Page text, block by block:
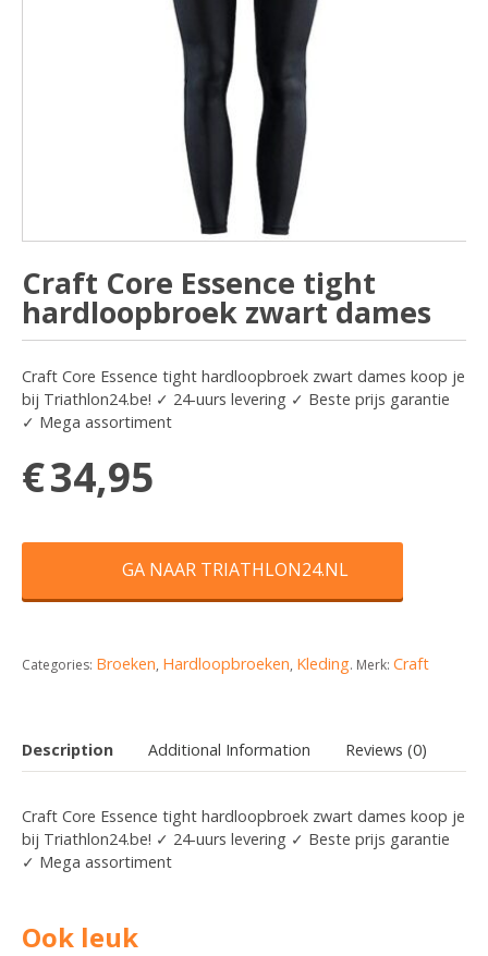
Craft Core Essence tight
hardloopbroek zwart dames
Craft Core Essence tight hardloopbroek zwart dames koop je
bij Triathlon24.be! ✓ 24-uurs levering ✓ Beste prijs garantie
✓ Mega assortiment
€34,95
GA NAAR TRIATHLON24.NL
Categories: Broeken, Hardloopbroeken, Kleding. Merk: Craft
Description Additional Information Reviews (0)
Craft Core Essence tight hardloopbroek zwart dames koop je
bij Triathlon24.be! ✓ 24-uurs levering ✓ Beste prijs garantie
✓ Mega assortiment
Ook leuk